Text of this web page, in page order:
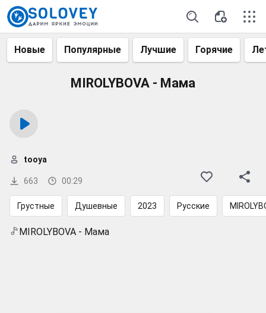
Новые Популярные Лучшие Горячие
MIROLYBOVA - Мама
663 00:29
tooya
Грустные Душевные 2023 Русские
MIROLYBOVA - Мама